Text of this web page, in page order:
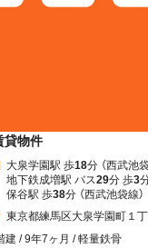
貸物件
大泉学園駅 歩18分 （西武池袋
地下鉄成増駅 バス29分 歩3
保谷駅 歩38分 （西武池袋線）
東京都練馬区大泉学園町１
建 / 9年7ヶ月 / 軽量鉄骨